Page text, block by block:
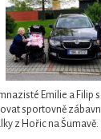
Emilie a Filip
sportovně
z Hořic na Šumavě.